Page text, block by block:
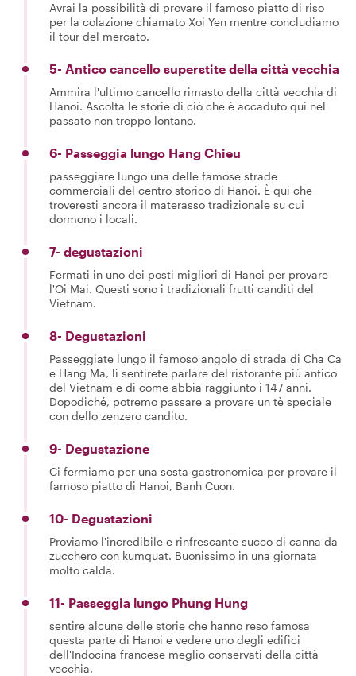
Avrai la possibilità di provare il famoso piatto di riso
per la colazione chiamato Xoi Yen mentre concludiamo
il tour del mercato.
5- Antico cancello superstite della città vecchia
Ammira l'ultimo cancello rimasto della città vecchia di
Hanoi. Ascolta le storie di ciò che è accaduto qui nel
passato non troppo lontano.
6- Passeggia lungo Hang Chieu
passeggiare lungo una delle famose strade
commerciali del centro storico di Hanoi. È qui che
troveresti ancora il materasso tradizionale su cui
dormono i locali.
7- degustazioni
Fermati in uno dei posti migliori di Hanoi per provare
l'Oi Mai. Questi sono i tradizionali frutti canditi del
Vietnam.
8- Degustazioni
Passeggiate lungo il famoso angolo di strada di Cha Ca
e Hang Ma, lì sentirete parlare del ristorante più antico
del Vietnam e di come abbia raggiunto i 147 anni.
Dopodiché, potremo passare a provare un tè speciale
con dello zenzero candito.
9- Degustazione
Ci fermiamo per una sosta gastronomica per provare il
famoso piatto di Hanoi, Banh Cuon.
10- Degustazioni
Proviamo l'incredibile e rinfrescante succo di canna da
zucchero con kumquat. Buonissimo in una giornata
molto calda.
11- Passeggia lungo Phung Hung
sentire alcune delle storie che hanno reso famosa
questa parte di Hanoi e vedere uno degli edifici
dell'Indocina francese meglio conservati della città
vecchia.